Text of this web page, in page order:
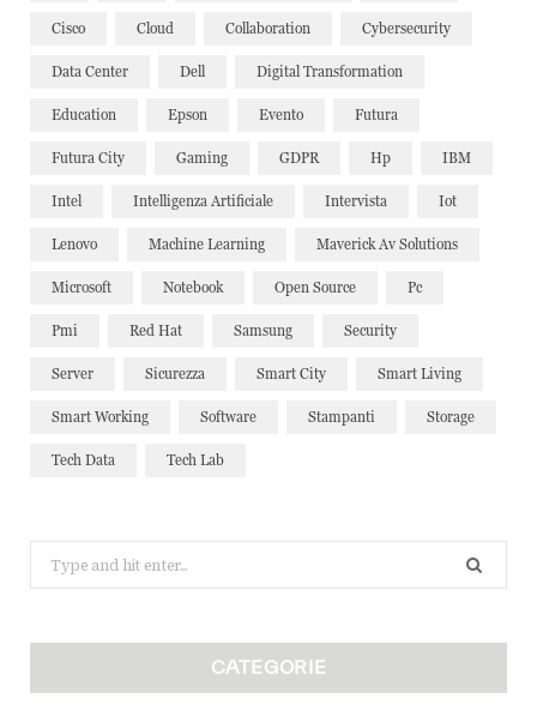
Cisco Cloud Collaboration Cybersecurity
Data Center Dell Digital Transformation
Education Epson Evento Futura
Futura City Gaming GDPR Hp IBM
Intel Intelligenza Artificiale Intervista Iot
Lenovo Machine Learning Maverick Av Solutions
Microsoft Notebook Open Source Pc
Pmi Red Hat Samsung Security
Server Sicurezza Smart City Smart Living
Smart Working Software Stampanti Storage
Tech Data Tech Lab
for:
CATEGORIE